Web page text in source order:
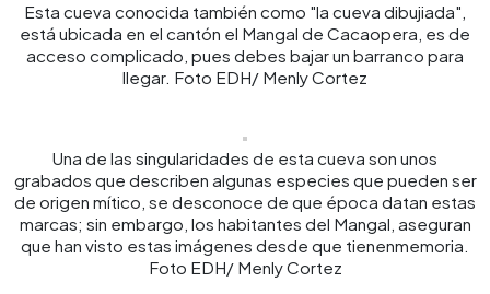
Esta cueva conocida también como "la cueva dibujiada",
está ubicada en el cantón el Mangal de Cacaopera, es de
acceso complicado, pues debes bajar un barranco para
llegar. Foto EDH/ Menly Cortez
Una de las singularidades de esta cueva son unos
grabados que describen algunas especies que pueden ser
de origen mítico, se desconoce de que época datan estas
marcas; sin embargo, los habitantes del Mangal, aseguran
que han visto estas imágenes desde que tienenmemoria.
Foto EDH/ Menly Cortez